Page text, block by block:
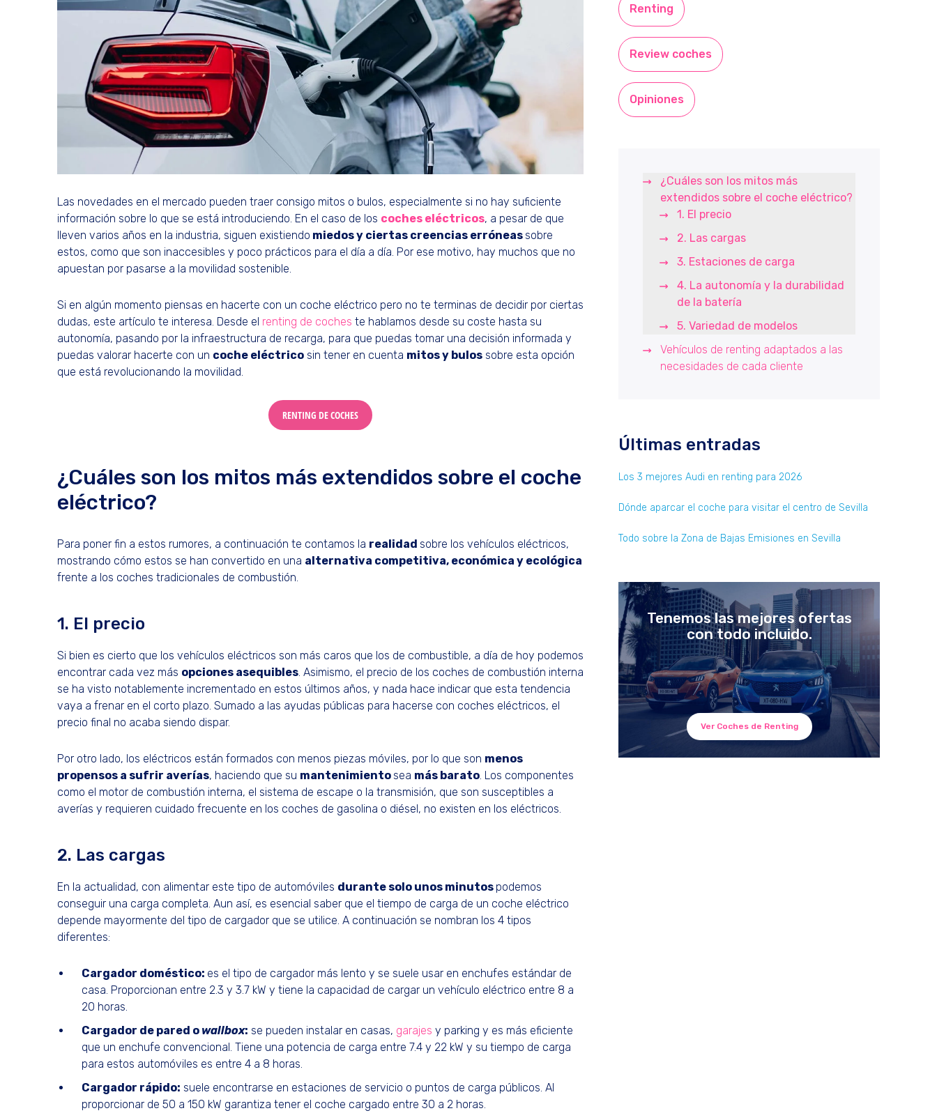
Las novedades en el mercado pueden traer consigo mitos o bulos, especialmente si no hay suficiente
información sobre lo que se está introduciendo. En el caso de los coches eléctricos, a pesar de que
lleven varios años en la industria, siguen existiendo miedos y ciertas creencias erróneas sobre
estos, como que son inaccesibles y poco prácticos para el día a día. Por ese motivo, hay muchos que no
apuestan por pasarse a la movilidad sostenible.
Si en algún momento piensas en hacerte con un coche eléctrico pero no te terminas de decidir por ciertas
dudas, este artículo te interesa. Desde el renting de coches te hablamos desde su coste hasta su
autonomía, pasando por la infraestructura de recarga, para que puedas tomar una decisión informada y
puedas valorar hacerte con un coche eléctrico sin tener en cuenta mitos y bulos sobre esta opción
que está revolucionando la movilidad.
RENTING DE COCHES
¿Cuáles son los mitos más extendidos sobre el coche
eléctrico?
Para poner fin a estos rumores, a continuación te contamos la realidad sobre los vehículos eléctricos,
mostrando cómo estos se han convertido en una alternativa competitiva, económica y ecológica
frente a los coches tradicionales de combustión.
1. El precio
Si bien es cierto que los vehículos eléctricos son más caros que los de combustible, a día de hoy podemos
encontrar cada vez más opciones asequibles. Asimismo, el precio de los coches de combustión interna
se ha visto notablemente incrementado en estos últimos años, y nada hace indicar que esta tendencia
vaya a frenar en el corto plazo. Sumado a las ayudas públicas para hacerse con coches eléctricos, el
precio final no acaba siendo dispar.
Por otro lado, los eléctricos están formados con menos piezas móviles, por lo que son menos
propensos a sufrir averías, haciendo que su mantenimiento sea más barato. Los componentes
como el motor de combustión interna, el sistema de escape o la transmisión, que son susceptibles a
averías y requieren cuidado frecuente en los coches de gasolina o diésel, no existen en los eléctricos.
2. Las cargas
En la actualidad, con alimentar este tipo de automóviles durante solo unos minutos podemos
conseguir una carga completa. Aun así, es esencial saber que el tiempo de carga de un coche eléctrico
depende mayormente del tipo de cargador que se utilice. A continuación se nombran los 4 tipos
diferentes:
Cargador doméstico: es el tipo de cargador más lento y se suele usar en enchufes estándar de
casa. Proporcionan entre 2.3 y 3.7 kW y tiene la capacidad de cargar un vehículo eléctrico entre 8 a
20 horas.
Cargador de pared o wallbox: se pueden instalar en casas, garajes y parking y es más eficiente
que un enchufe convencional. Tiene una potencia de carga entre 7.4 y 22 kW y su tiempo de carga
para estos automóviles es entre 4 a 8 horas.
Cargador rápido: suele encontrarse en estaciones de servicio o puntos de carga públicos. Al
proporcionar de 50 a 150 kW garantiza tener el coche cargado entre 30 a 2 horas.
Renting
Review coches
Opiniones
¿Cuáles son los mitos más
extendidos sobre el coche eléctrico?
1. El precio
2. Las cargas
3. Estaciones de carga
4. La autonomía y la durabilidad
de la batería
5. Variedad de modelos
Vehículos de renting adaptados a las
necesidades de cada cliente
Últimas entradas
Los 3 mejores Audi en renting para 2026
Dónde aparcar el coche para visitar el centro de Sevilla
Todo sobre la Zona de Bajas Emisiones en Sevilla
Tenemos las mejores ofertas
con todo incluido.
Ver Coches de Renting